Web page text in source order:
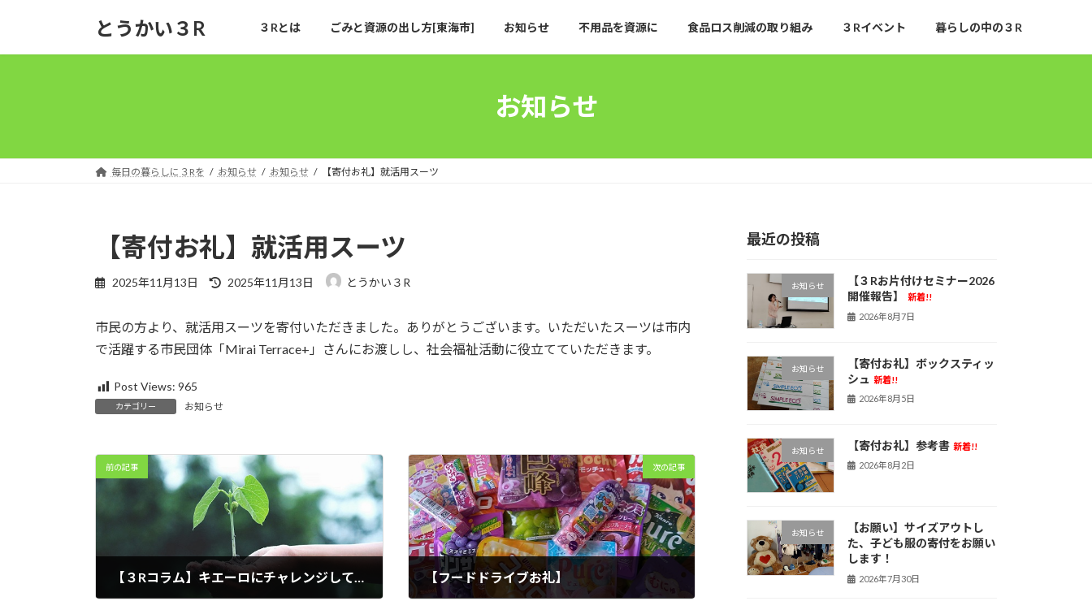
とうかい３R ３Rとは ごみと資源の出し方[東海市] お知らせ 不用品を資源に 食品ロス削減の取り組み ３Rイベント 暮らしの中の３R
お知らせ
毎日の暮らしに３Rを お知らせ お知らせ 【寄付お礼】就活用スーツ
【寄付お礼】就活用スーツ
2025年11月13日
最
新
日
2025年11月13日 とうかい３R
市民の方より、就活用スーツを寄付いただきました。ありがとうございます。いただいたスーツは市内
で活躍する市民団体「Mirai Terrace+」さんにお渡しし、社会福祉活動に役立てていただきます。
Post Views: 965
カテゴリー お知らせ
前の記事
【３Rコラム】キエーロにチャレンジしてみませんか？
次の記事
【フードドライブお礼】
最近の投稿
お知らせ
【３Rお片付けセミナー2026
開催報告】
新着!!
2026年8月7日
お知らせ
【寄付お礼】ボックスティッ
シュ 新着!!
2026年8月5日
お知らせ 【寄付お礼】参考書 新着!!
2026年8月2日
お知らせ
【お願い】サイズアウトし
た、子ども服の寄付をお願い
します！
2026年7月30日